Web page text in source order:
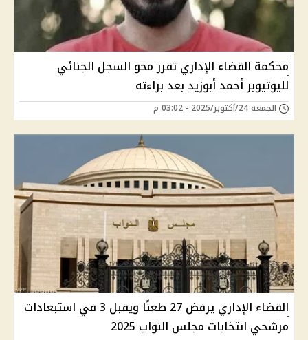
محكمة القضاء الإداري تقرر محو السجل الجنائي
لليوتيوبر أحمد أبوزيد بعد براءته
الجمعة 24/أكتوبر/2025 - 03:02 م
القضاء الإداري يرفض 27 طعنًا ويقبل 3 في استبعادات
مرشحي انتخابات مجلس النواب 2025